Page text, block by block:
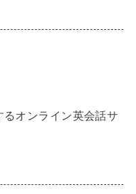
オンライン英会話サ